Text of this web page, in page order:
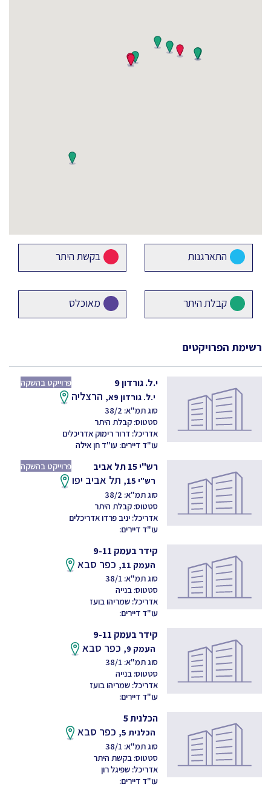
התארגנות בקשת היתר
קבלת היתר מאוכלס
רשימת הפרויקטים
י.ל. גורדון 9
פרוייקט בהשקה
י.ל. גורדון 9א,
הרצליה
סוג תמ"א: 38/2
סטטוס: קבלת היתר
אדריכל: דרור רימוק אדריכלים
עו"ד דיירים: עו"ד חן אילה
רש"י 15 תל אביב
פרוייקט בהשקה
רש"י 15,
תל אביב יפו
סוג תמ"א: 38/2
סטטוס: קבלת היתר
אדריכל: יניב פרדו אדריכלים
עו"ד דיירים:
קידר בעמק 9-11
העמק 11, כפר סבא
סוג תמ"א: 38/1
סטטוס: בנייה
אדריכל: שמריהו בועז
עו"ד דיירים:
קידר בעמק 9-11
העמק 9, כפר סבא
סוג תמ"א: 38/1
סטטוס: בנייה
אדריכל: שמריהו בועז
עו"ד דיירים:
הכלנית 5
הכלנית 5, כפר סבא
סוג תמ"א: 38/1
סטטוס: בקשת היתר
אדריכל: שפיגל רון
עו"ד דיירים: